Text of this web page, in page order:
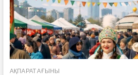
АҚПАРАТ АҒЫНЫ